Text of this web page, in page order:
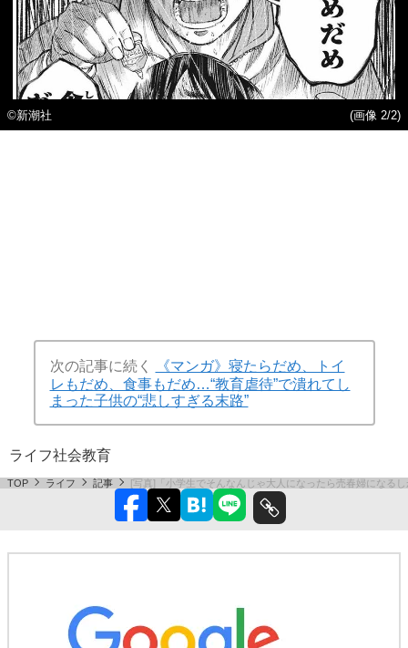
©新潮社 (画像 2/2)
次の記事に続く
《マンガ》寝たらだめ、トイ
レもだめ、食事もだめ…“教育虐待”で潰れてし
まった子供の“悲しすぎる末路”
ライフ社会教育
TOP ライフ 記事 [写真]「小学生でそんなんじゃ大人になったら売春婦になる